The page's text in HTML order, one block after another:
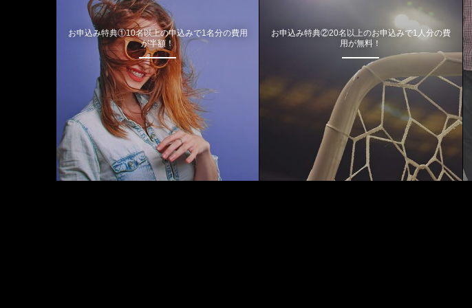
お申込み特典①10名以上の申込みで1名分の費用
が半額！
お申込み特典②20名以上のお申込みで1人分の費
用が無料！